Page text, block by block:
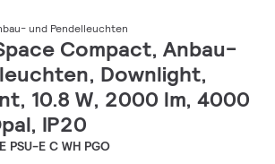
und Pendelleuchten
Compact, Anbau-
Downlight,
10.8 W, 2000 lm, 4000
IP20
PSU-E C WH PGO